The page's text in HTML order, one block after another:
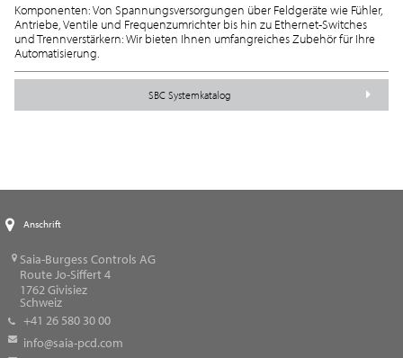
Komponenten: Von Spannungsversorgungen über Feldgeräte wie Fühler,
Antriebe, Ventile und Frequenzumrichter bis hin zu Ethernet-Switches
und Trennverstärkern: Wir bieten Ihnen umfangreiches Zubehör für Ihre
Automatisierung.
SBC Systemkatalog
Anschrift
Saia-Burgess Controls AG
Route Jo-Siffert 4
1762Givisiez
Schweiz
+41 26 580 30 00
info@saia-pcd.com